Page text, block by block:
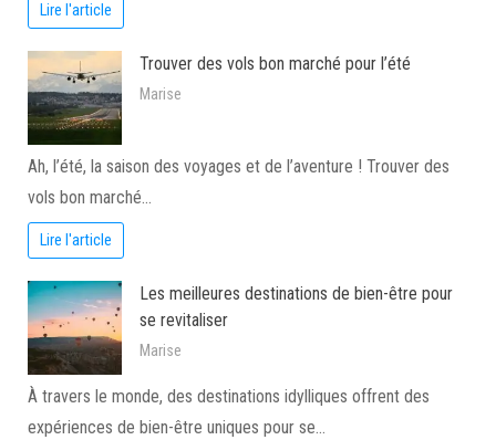
Lire l'article
Trouver des vols bon marché pour l’été
Marise
Ah, l’été, la saison des voyages et de l’aventure ! Trouver des
vols bon marché…
Lire l'article
Les meilleures destinations de bien-être pour
se revitaliser
Marise
À travers le monde, des destinations idylliques offrent des
expériences de bien-être uniques pour se…